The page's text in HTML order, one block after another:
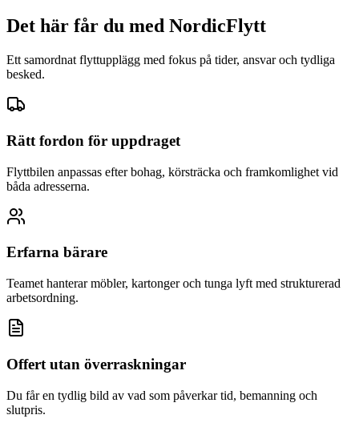
Det här får du med NordicFlytt
Ett samordnat flyttupplägg med fokus på tider, ansvar och tydliga
besked.
Rätt fordon för uppdraget
Flyttbilen anpassas efter bohag, körsträcka och framkomlighet vid
båda adresserna.
Erfarna bärare
Teamet hanterar möbler, kartonger och tunga lyft med strukturerad
arbetsordning.
Offert utan överraskningar
Du får en tydlig bild av vad som påverkar tid, bemanning och
slutpris.